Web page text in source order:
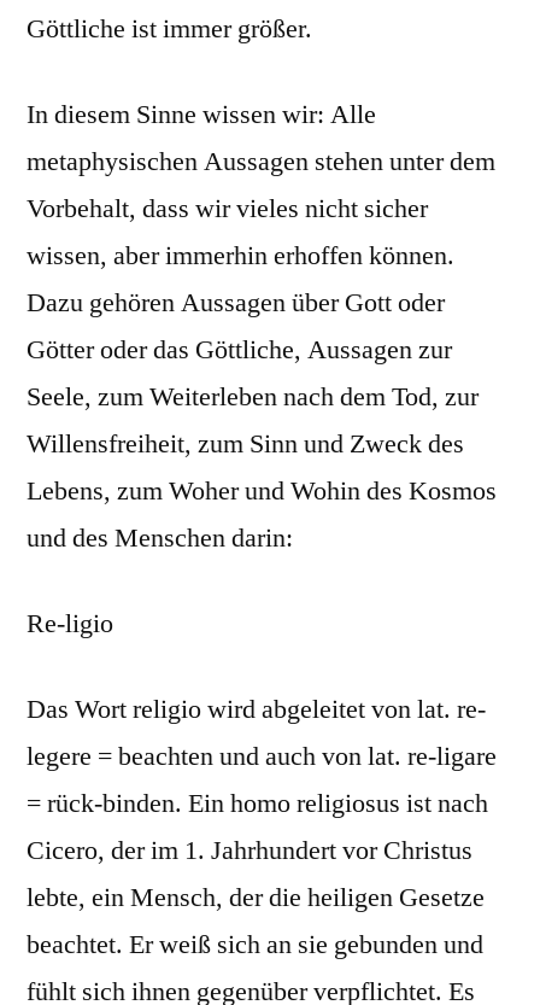
Göttliche ist immer größer.
In diesem Sinne wissen wir: Alle
metaphysischen Aussagen stehen unter dem
Vorbehalt, dass wir vieles nicht sicher
wissen, aber immerhin erhoffen können.
Dazu gehören Aussagen über Gott oder
Götter oder das Göttliche, Aussagen zur
Seele, zum Weiterleben nach dem Tod, zur
Willensfreiheit, zum Sinn und Zweck des
Lebens, zum Woher und Wohin des Kosmos
und des Menschen darin:
Re-ligio
Das Wort religio wird abgeleitet von lat. re-
legere = beachten und auch von lat. re-ligare
= rück-binden. Ein homo religiosus ist nach
Cicero, der im 1. Jahrhundert vor Christus
lebte, ein Mensch, der die heiligen Gesetze
beachtet. Er weiß sich an sie gebunden und
fühlt sich ihnen gegenüber verpflichtet. Es